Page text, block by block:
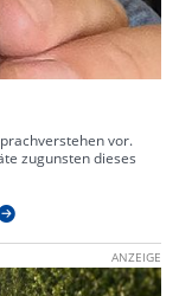
vor.
zugunsten dieses
ANZEIGE